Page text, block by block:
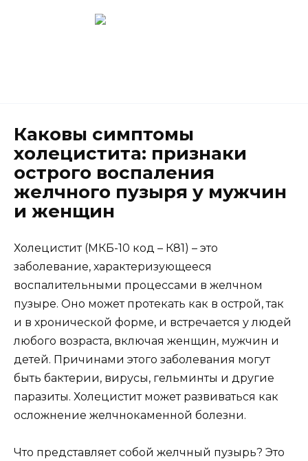
Каковы симптомы
холецистита: признаки
острого воспаления
желчного пузыря у мужчин
и женщин
Холецистит (МКБ-10 код – К81) – это
заболевание, характеризующееся
воспалительными процессами в желчном
пузыре. Оно может протекать как в острой, так
и в хронической форме, и встречается у людей
любого возраста, включая женщин, мужчин и
детей. Причинами этого заболевания могут
быть бактерии, вирусы, гельминты и другие
паразиты. Холецистит может развиваться как
осложнение желчнокаменной болезни.
Что представляет собой желчный пузырь? Это